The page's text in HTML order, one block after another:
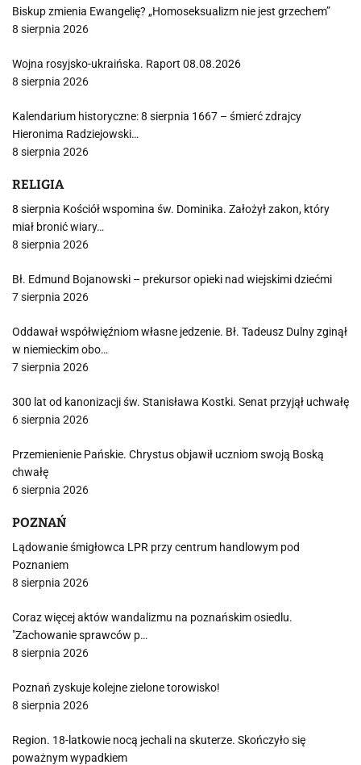
Biskup zmienia Ewangelię? „Homoseksualizm nie jest grzechem”
8 sierpnia 2026
Wojna rosyjsko-ukraińska. Raport 08.08.2026
8 sierpnia 2026
Kalendarium historyczne: 8 sierpnia 1667 – śmierć zdrajcy
Hieronima Radziejowski…
8 sierpnia 2026
RELIGIA
8 sierpnia Kościół wspomina św. Dominika. Założył zakon, który
miał bronić wiary…
8 sierpnia 2026
Bł. Edmund Bojanowski – prekursor opieki nad wiejskimi dziećmi
7 sierpnia 2026
Oddawał współwięźniom własne jedzenie. Bł. Tadeusz Dulny zginął
w niemieckim obo…
7 sierpnia 2026
300 lat od kanonizacji św. Stanisława Kostki. Senat przyjął uchwałę
6 sierpnia 2026
Przemienienie Pańskie. Chrystus objawił uczniom swoją Boską
chwałę
6 sierpnia 2026
POZNAŃ
Lądowanie śmigłowca LPR przy centrum handlowym pod
Poznaniem
8 sierpnia 2026
Coraz więcej aktów wandalizmu na poznańskim osiedlu.
"Zachowanie sprawców p…
8 sierpnia 2026
Poznań zyskuje kolejne zielone torowisko!
8 sierpnia 2026
Region. 18-latkowie nocą jechali na skuterze. Skończyło się
poważnym wypadkiem